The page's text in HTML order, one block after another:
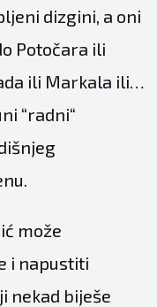
dizgini, a oni
Potočara ili
ili Markala ili…
“radni“
može
i napustiti
nekad biješe